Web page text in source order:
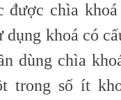
được chìa
dụng khoá có
dùng chìa
trong số ít